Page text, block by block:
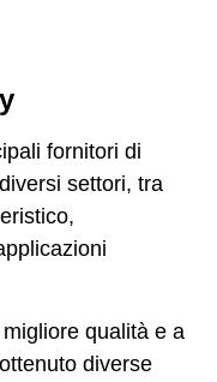
fornitori di
settori, tra
qualità e a
diverse